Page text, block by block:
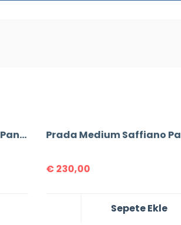
Prada Medium Saffiano Panier Bag
€ 230,00
Sepete Ekle